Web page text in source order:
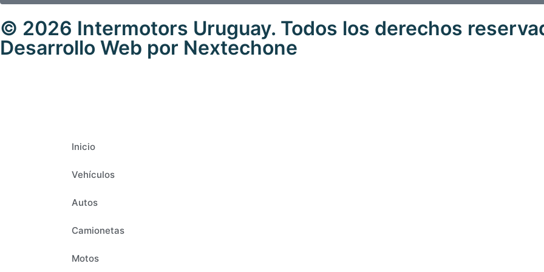
© 2026 Intermotors Uruguay. Todos los derechos
Desarrollo Web por Nextechone
Inicio
Vehículos
Autos
Camionetas
Motos